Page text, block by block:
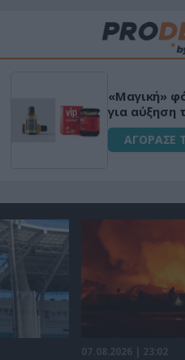
με ψηφιακό
Μαγείρεμα
07.08.2026 | 23:02